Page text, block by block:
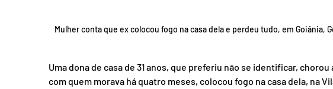
Mulher conta que ex colocou fogo na casa dela e perdeu tudo, em Goiânia,
Uma dona de casa de 31 anos, que preferiu não se identificar,
com quem morava há quatro meses, colocou fogo na casa dela, na